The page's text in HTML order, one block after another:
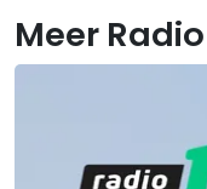
Meer Radio